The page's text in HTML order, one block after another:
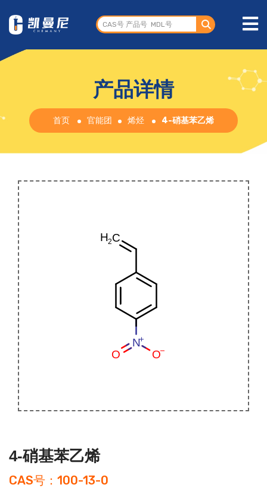
产品详情
首页 官能团 烯烃 4-硝基苯乙烯
4-硝基苯乙烯
CAS号：100-13-0